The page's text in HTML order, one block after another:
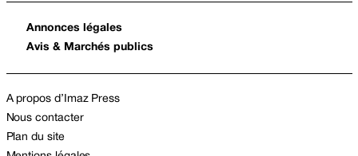
Annonces légales
Avis & Marchés publics
A propos d’Imaz Press
Nous contacter
Plan du site